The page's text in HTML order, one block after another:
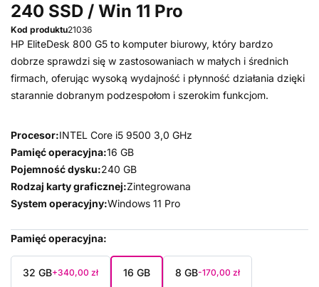
240 SSD / Win 11 Pro
Kod produktu21036
HP EliteDesk 800 G5 to komputer biurowy, który bardzo
dobrze sprawdzi się w zastosowaniach w małych i średnich
firmach, oferując wysoką wydajność i płynność działania dzięki
starannie dobranym podzespołom i szerokim funkcjom.
Procesor:INTEL Core i5 9500 3,0 GHz
Pamięć operacyjna:16 GB
Pojemność dysku:240 GB
Rodzaj karty graficznej:Zintegrowana
System operacyjny:Windows 11 Pro
Pamięć operacyjna
32 GB+340,00 zł 16 GB 8 GB-170,00 zł